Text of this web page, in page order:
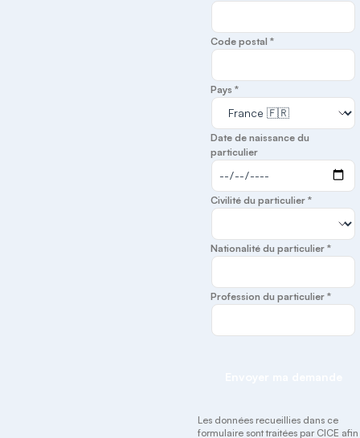
Code postal *
Pays *
Date de naissance du
particulier
Civilité du particulier *
Nationalité du particulier *
Profession du particulier *
Les données recueillies dans ce
formulaire sont traitées par CICE afin